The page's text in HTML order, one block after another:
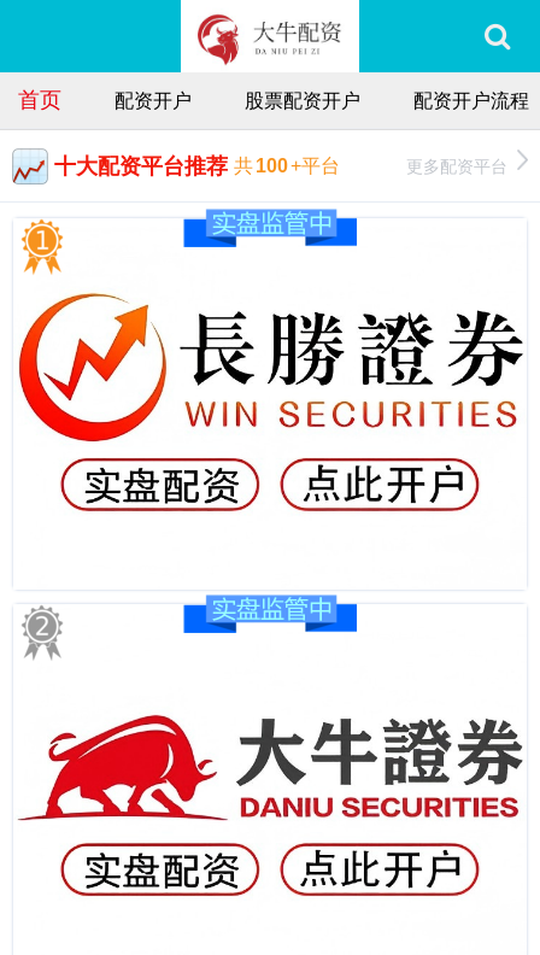
首页 配资开户 股票配资开户 配资开户流程
十大配资平台推荐 共100+平台 更多配资平台